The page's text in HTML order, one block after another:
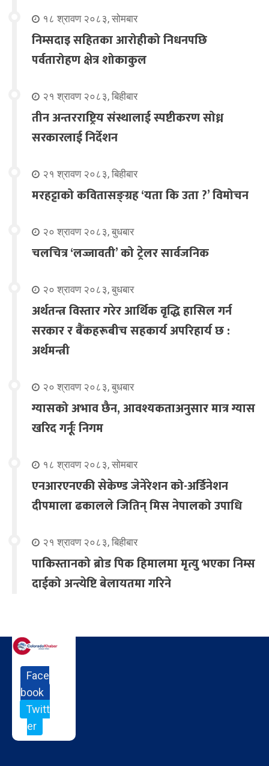
१८ श्रावण २०८३, सोमबार
निम्सदाइ सहितका आरोहीको निधनपछि
पर्वतारोहण क्षेत्र शोकाकुल
२१ श्रावण २०८३, बिहीबार
तीन अन्तरराष्ट्रिय संस्थालाई स्पष्टीकरण सोध्न
सरकारलाई निर्देशन
२१ श्रावण २०८३, बिहीबार
मरहट्टाको कवितासङ्ग्रह ‘यता कि उता ?’ विमोचन
२० श्रावण २०८३, बुधबार
चलचित्र ‘लज्जावती’ को ट्रेलर सार्वजनिक
२० श्रावण २०८३, बुधबार
अर्थतन्त्र विस्तार गरेर आर्थिक वृद्धि हासिल गर्न
सरकार र बैंकहरूबीच सहकार्य अपरिहार्य छ :
अर्थमन्त्री
२० श्रावण २०८३, बुधबार
ग्यासको अभाव छैन, आवश्यकताअनुसार मात्र ग्यास
खरिद गर्नूः निगम
१८ श्रावण २०८३, सोमबार
एनआरएनएकी सेकेण्ड जेनेरेशन को-अर्डिनेशन
दीपमाला ढकालले जितिन् मिस नेपालको उपाधि
२१ श्रावण २०८३, बिहीबार
पाकिस्तानको ब्रोड पिक हिमालमा मृत्यु भएका निम्स
दाईको अन्त्येष्टि बेलायतमा गरिने
Face
book
Twitt
er